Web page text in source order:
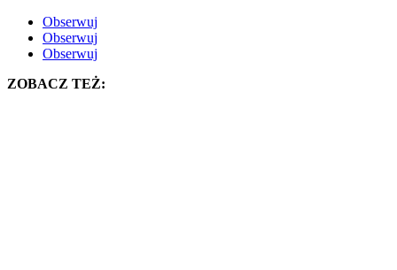
Obserwuj
Obserwuj
Obserwuj
ZOBACZ TEŻ: